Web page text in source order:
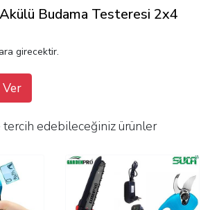
Budama Testeresi 2x4
girecektir.
tercih edebileceğiniz ürünler